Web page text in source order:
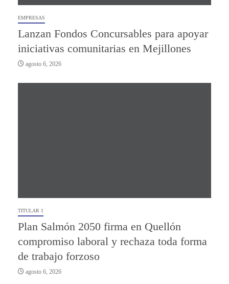
EMPRESAS
Lanzan Fondos Concursables para apoyar
iniciativas comunitarias en Mejillones
agosto 6, 2026
TITULAR 1
Plan Salmón 2050 firma en Quellón
compromiso laboral y rechaza toda forma
de trabajo forzoso
agosto 6, 2026